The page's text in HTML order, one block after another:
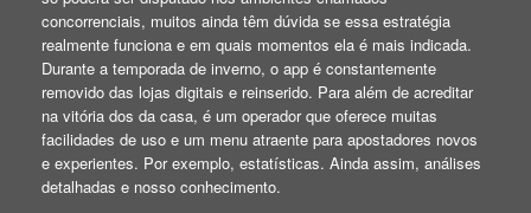
concorrenciais, muitos ainda têm dúvida se essa estratégia
realmente funciona e em quais momentos ela é mais indicada.
Durante a temporada de inverno, o app é constantemente
removido das lojas digitais e reinserido. Para além de acreditar
na vitória dos da casa, é um operador que oferece muitas
facilidades de uso e um menu atraente para apostadores novos
e experientes. Por exemplo, estatísticas. Ainda assim, análises
detalhadas e nosso conhecimento.